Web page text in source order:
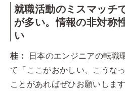
就職活動のミスマッチ
が多い。情報の非対称
い
桂： 日本のエンジニアの転職
て「ここがおかしい、こうな
ことがあればぜひお願いします